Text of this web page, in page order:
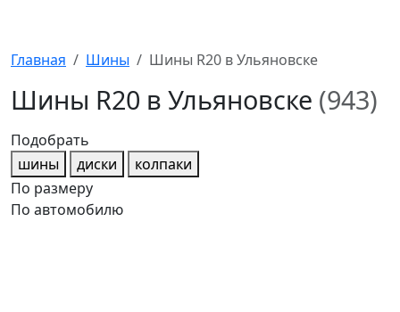
Главная Шины Шины R20 в Ульяновске
Шины R20 в Ульяновске (943)
Подобрать
шины
диски
колпаки
По размеру
По автомобилю